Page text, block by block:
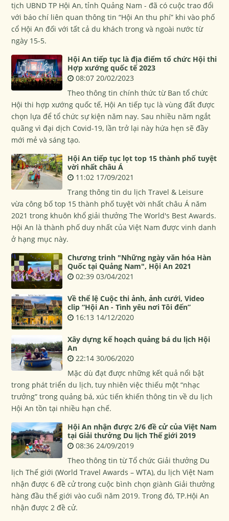
tịch UBND TP Hội An, tỉnh Quảng Nam - đã có cuộc trao đổi
với báo chí liên quan thông tin “Hội An thu phí” khi vào phố
cổ Hội An đối với tất cả du khách trong và ngoài nước từ
ngày 15-5.
Hội An tiếp tục là địa điểm tổ chức Hội thi
Hợp xướng quốc tế 2023
08:07 20/02/2023
Theo thông tin chính thức từ Ban tổ chức
Hội thi hợp xướng quốc tế, Hội An tiếp tục là vùng đất được
chọn lựa để tổ chức sự kiện năm nay. Sau nhiều năm ngắt
quãng vì đại dịch Covid-19, lần trở lại này hứa hẹn sẽ đầy
mới mẻ và sáng tạo.
Hội An tiếp tục lọt top 15 thành phố tuyệt
vời nhất châu Á
11:02 17/09/2021
Trang thông tin du lịch Travel & Leisure
vừa công bố top 15 thành phố tuyệt vời nhất châu Á năm
2021 trong khuôn khổ giải thưởng The World's Best Awards.
Hội An là thành phố duy nhất của Việt Nam được vinh danh
ở hạng mục này.
Chương trinh "Những ngày văn hóa Hàn
Quốc tại Quảng Nam", Hội An 2021
02:39 03/04/2021
Về thể lệ Cuộc thi ảnh, ảnh cưới, Video
clip “Hội An - Tình yêu nơi Tôi đến”
16:13 14/12/2020
Xây dựng kế hoạch quảng bá du lịch Hội
An
22:14 30/06/2020
Mặc dù đạt được những kết quả nổi bật
trong phát triển du lịch, tuy nhiên việc thiếu một “nhạc
trưởng” trong quảng bá, xúc tiến khiến thông tin về du lịch
Hội An tồn tại nhiều hạn chế.
Hội An nhận được 2/6 đề cử của Việt Nam
tại Giải thưởng Du lịch Thế giới 2019
08:36 24/09/2019
Theo thông tin từ Tổ chức Giải thưởng Du
lịch Thế giới (World Travel Awards – WTA), du lịch Việt Nam
nhận được 6 đề cử trong cuộc bình chọn giành Giải thưởng
hàng đầu thế giới vào cuối năm 2019. Trong đó, TP.Hội An
nhận được 2 đề cử.